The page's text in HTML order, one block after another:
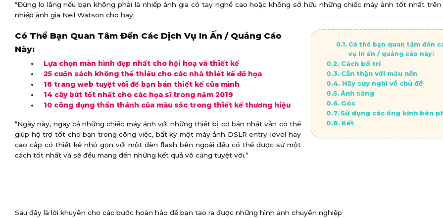
“Đừng lo lắng nếu bạn không phải là nhiếp ảnh gia có tay nghề cao hoặc không sở hữu những chiếc máy ảnh tốt nhất
nhiếp ảnh gia Neil Watson cho hay.
Có thể bạn quan tâm đến
vụ in ấn / quảng cáo này:
Cách bố trí
Cẩn thận với màu nền
Hãy suy nghĩ về chủ đề
Ánh sáng
Góc
Sử dụng các ống kính bên
Kết
Có Thể Bạn Quan Tâm Đến Các Dịch Vụ In Ấn / Quảng Cáo
Này:
Lựa chọn màn hình đẹp nhất cho hội hoạ và thiết kế
25 cuốn sách không thể thiếu cho các nhà thiết kế đồ họa
16 trang web tuyệt vời để bạn bán thiết kế của mình
14 cây bút tốt nhất cho các họa sĩ trong năm 2019
10 công dụng thần thánh của màu sắc trong thiết kế thương hiệu
“Ngày này, ngay cả những chiếc máy ảnh với những thiết bị cơ bản nhất vẫn có thể
giúp hộ trợ tốt cho bạn trong công việc, bất kỳ một máy ảnh DSLR entry-level hay
cao cấp có thiết kế nhỏ gọn với một đèn flash bên ngoài đều có thể được sử một
cách tốt nhất và sẽ đều mang đến những kết quả vô cùng tuyệt vời.”
Sau đây là lời khuyên cho các bước hoàn hảo để bạn tạo ra được những hình ảnh chuyên nghiệp